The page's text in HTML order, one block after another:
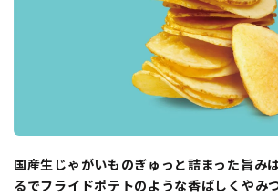
国産生じゃがいものぎゅっと詰まった旨み
るでフライドポテトのような香ばしくやみ